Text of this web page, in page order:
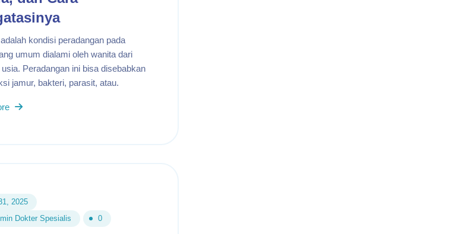
kondisi peradangan pada
umum dialami oleh wanita dari
usia. Peradangan ini bisa disebabkan
jamur, bakteri, parasit, atau.
2025
Dokter Spesialis 0